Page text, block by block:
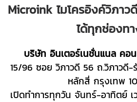
Microink ไมโครอิงค์วิภา
ได้ทุกช่องท
บริษัท อินเตอร์เนชั่นแนล คอ
15/96 ซอย วิภาวดี 56 ถ.วิภาวดี-
หลักสี่ กรุงเทพ
เปิดทำการทุกวัน จันทร์-อาทิตย์ เ